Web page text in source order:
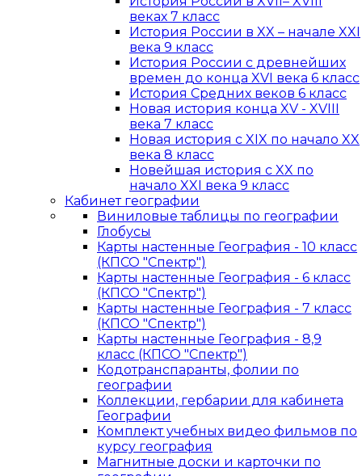
веках 7 класс
История России в XX – начале XXI
века 9 класс
История России с древнейших
времен до конца XVI века 6 класс
История Средних веков 6 класс
Новая история конца XV - XVIII
века 7 класс
Новая история с XIX по начало XX
века 8 класс
Новейшая история с XX по
начало XXI века 9 класс
Кабинет географии
Виниловые таблицы по географии
Глобусы
Карты настенные География - 10 класс
(КПСО "Спектр")
Карты настенные География - 6 класс
(КПСО "Спектр")
Карты настенные География - 7 класс
(КПСО "Спектр")
Карты настенные География - 8,9
класс (КПСО "Спектр")
Кодотранспаранты, фолии по
географии
Коллекции, гербарии для кабинета
Географии
Комплект учебных видео фильмов по
курсу география
Магнитные доски и карточки по